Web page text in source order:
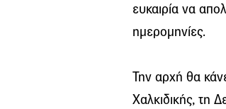
ευκαιρία να
ημερομηνίες.
Την αρχή θα
Χαλκιδικής, τη